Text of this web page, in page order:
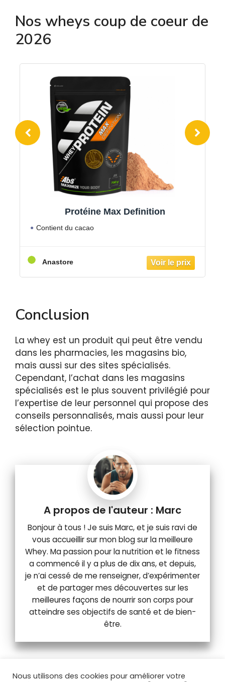
Nos wheys coup de coeur de
2026
Protéine Max Definition
Contient du cacao
Anastore
Conclusion
La whey est un produit qui peut être vendu
dans les pharmacies, les magasins bio,
mais aussi sur des sites spécialisés.
Cependant, l’achat dans les magasins
spécialisés est le plus souvent privilégié pour
l’expertise de leur personnel qui propose des
conseils personnalisés, mais aussi pour leur
sélection pointue.
Marc
Bonjour à tous ! Je suis Marc, et je suis ravi de
vous accueillir sur mon blog sur la meilleure
Whey. Ma passion pour la nutrition et le fitness
a commencé il y a plus de dix ans, et depuis,
je n’ai cessé de me renseigner, d’expérimenter
et de partager mes découvertes sur les
meilleures façons de nourrir son corps pour
atteindre ses objectifs de santé et de bien-
être.
Nous utilisons des cookies pour améliorer votre